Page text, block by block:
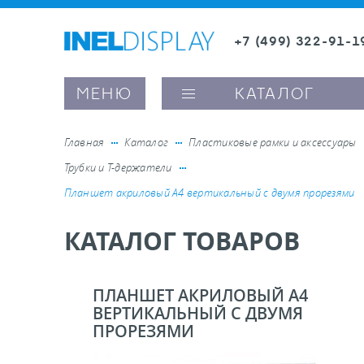
+7 (499) 322-91-
Заказать звонок
МЕНЮ КАТАЛОГ
ценникодержатели
полочного пространства
вывесок и шелфтокеры
оборудование, комплектующие
Главная Каталог
Пластиковые рамки и аксессуары
Трубки и Т-держатели
Планшет акриловый А4 вертикальный с двумя прорезями
КАТАЛОГ ТОВАРОВ
ПЛАНШЕТ АКРИЛОВЫЙ А4
ВЕРТИКАЛЬНЫЙ С ДВУМЯ
ПРОРЕЗЯМИ